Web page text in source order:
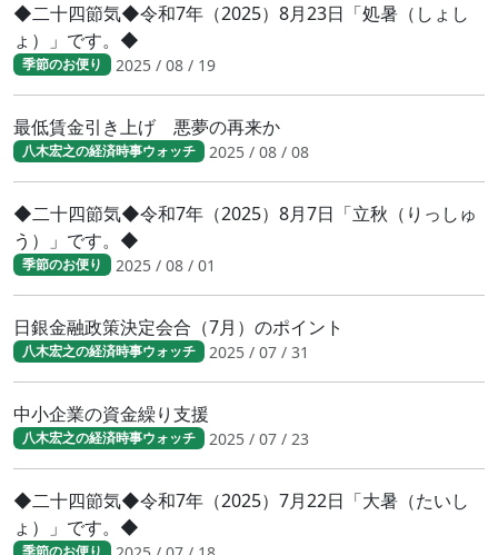
◆二十四節気◆令和7年（2025）8月23日「処暑（しょし
ょ）」です。◆
季節のお便り 2025 / 08 / 19
最低賃金引き上げ 悪夢の再来か
八木宏之の経済時事ウォッチ 2025 / 08 / 08
◆二十四節気◆令和7年（2025）8月7日「立秋（りっしゅ
う）」です。◆
季節のお便り 2025 / 08 / 01
日銀金融政策決定会合（7月）のポイント
八木宏之の経済時事ウォッチ 2025 / 07 / 31
中小企業の資金繰り支援
八木宏之の経済時事ウォッチ 2025 / 07 / 23
◆二十四節気◆令和7年（2025）7月22日「大暑（たいし
ょ）」です。◆